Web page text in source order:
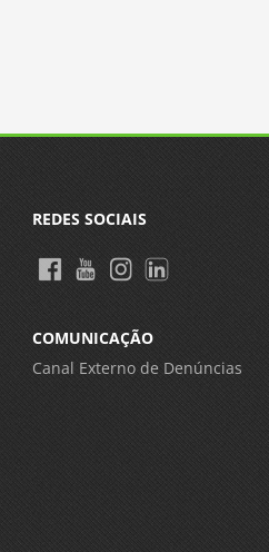
REDES SOCIAIS
COMUNICAÇÃO
Canal Externo de Denúncias